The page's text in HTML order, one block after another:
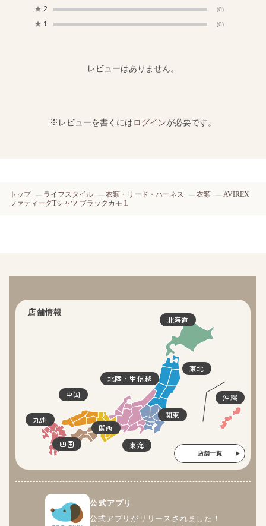
★ 2 (0)
★ 1 (0)
レビューはありません。
※レビューを書くにはログインが必要です。
トップ ライフスタイル 衣類・リード・ハーネス 衣類
AVIREX
ファティーグTシャツ ブラックカモ L
店舗情報
北海道
東北
関東
北陸・甲信越
東海
関西
四国
中国
九州
沖縄
店舗一覧
公式アプリ
公式アプリがリリースされました！